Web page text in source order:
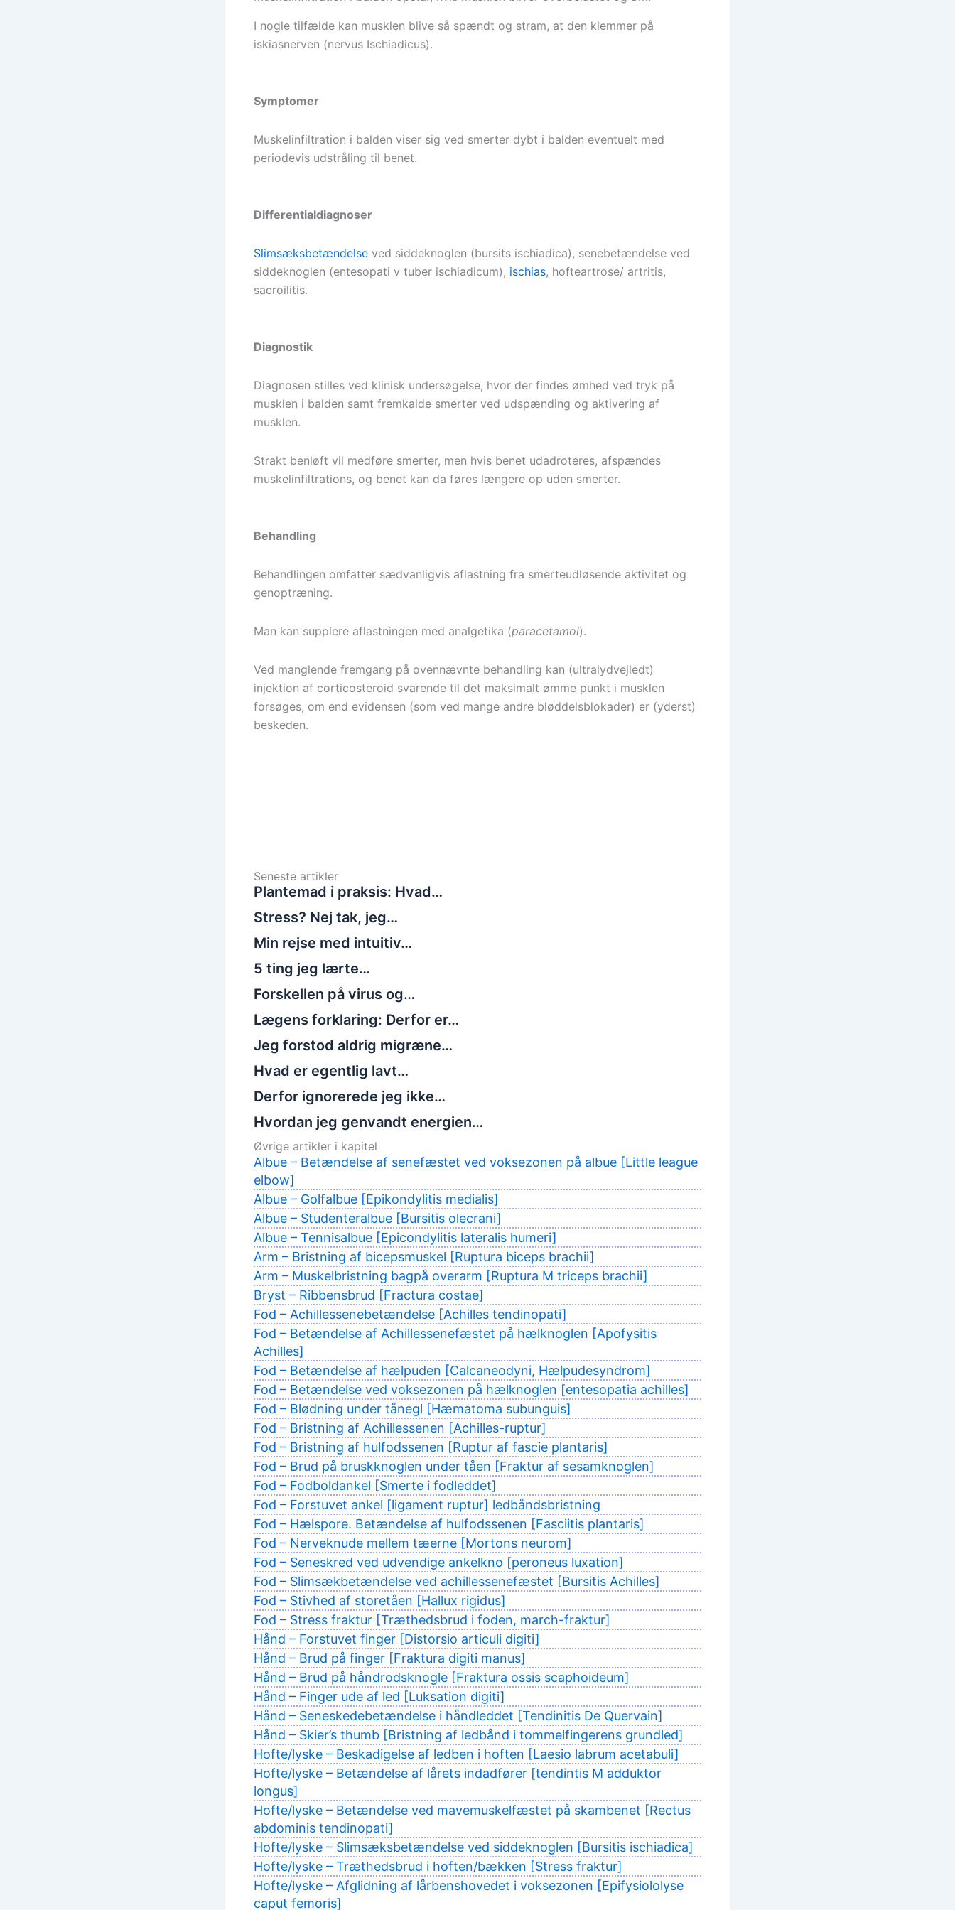
I nogle tilfælde kan musklen blive så spændt og stram, at den klemmer på
iskiasnerven (nervus Ischiadicus).
Symptomer
Muskelinfiltration i balden viser sig ved smerter dybt i balden eventuelt med
periodevis udstråling til benet.
Differentialdiagnoser
Slimsæksbetændelse ved siddeknoglen (bursits ischiadica), senebetændelse ved
siddeknoglen (entesopati v tuber ischiadicum), ischias, hofteartrose/ artritis,
sacroilitis.
Diagnostik
Diagnosen stilles ved klinisk undersøgelse, hvor der findes ømhed ved tryk på
musklen i balden samt fremkalde smerter ved udspænding og aktivering af
musklen.
Strakt benløft vil medføre smerter, men hvis benet udadroteres, afspændes
muskelinfiltrations, og benet kan da føres længere op uden smerter.
Behandling
Behandlingen omfatter sædvanligvis aflastning fra smerteudløsende aktivitet og
genoptræning.
Man kan supplere aflastningen med analgetika (paracetamol).
Ved manglende fremgang på ovennævnte behandling kan (ultralydvejledt)
injektion af corticosteroid svarende til det maksimalt ømme punkt i musklen
forsøges, om end evidensen (som ved mange andre bløddelsblokader) er (yderst)
beskeden.
Seneste artikler
Plantemad i praksis: Hvad…
Stress? Nej tak, jeg…
Min rejse med intuitiv…
5 ting jeg lærte…
Forskellen på virus og…
Lægens forklaring: Derfor er…
Jeg forstod aldrig migræne…
Hvad er egentlig lavt…
Derfor ignorerede jeg ikke…
Hvordan jeg genvandt energien…
Øvrige artikler i kapitel
Albue – Betændelse af senefæstet ved voksezonen på albue [Little league
elbow]
Albue – Golfalbue [Epikondylitis medialis]
Albue – Studenteralbue [Bursitis olecrani]
Albue – Tennisalbue [Epicondylitis lateralis humeri]
Arm – Bristning af bicepsmuskel [Ruptura biceps brachii]
Arm – Muskelbristning bagpå overarm [Ruptura M triceps brachii]
Bryst – Ribbensbrud [Fractura costae]
Fod – Achillessenebetændelse [Achilles tendinopati]
Fod – Betændelse af Achillessenefæstet på hælknoglen [Apofysitis
Achilles]
Fod – Betændelse af hælpuden [Calcaneodyni, Hælpudesyndrom]
Fod – Betændelse ved voksezonen på hælknoglen [entesopatia achilles]
Fod – Blødning under tånegl [Hæmatoma subunguis]
Fod – Bristning af Achillessenen [Achilles-ruptur]
Fod – Bristning af hulfodssenen [Ruptur af fascie plantaris]
Fod – Brud på bruskknoglen under tåen [Fraktur af sesamknoglen]
Fod – Fodboldankel [Smerte i fodleddet]
Fod – Forstuvet ankel [ligament ruptur] ledbåndsbristning
Fod – Hælspore. Betændelse af hulfodssenen [Fasciitis plantaris]
Fod – Nerveknude mellem tæerne [Mortons neurom]
Fod – Seneskred ved udvendige ankelkno [peroneus luxation]
Fod – Slimsækbetændelse ved achillessenefæstet [Bursitis Achilles]
Fod – Stivhed af storetåen [Hallux rigidus]
Fod – Stress fraktur [Træthedsbrud i foden, march-fraktur]
Hånd – Forstuvet finger [Distorsio articuli digiti]
Hånd – Brud på finger [Fraktura digiti manus]
Hånd – Brud på håndrodsknogle [Fraktura ossis scaphoideum]
Hånd – Finger ude af led [Luksation digiti]
Hånd – Seneskedebetændelse i håndleddet [Tendinitis De Quervain]
Hånd – Skier’s thumb [Bristning af ledbånd i tommelfingerens grundled]
Hofte/lyske – Beskadigelse af ledben i hoften [Laesio labrum acetabuli]
Hofte/lyske – Betændelse af lårets indadfører [tendintis M adduktor
longus]
Hofte/lyske – Betændelse ved mavemuskelfæstet på skambenet [Rectus
abdominis tendinopati]
Hofte/lyske – Slimsæksbetændelse ved siddeknoglen [Bursitis ischiadica]
Hofte/lyske – Træthedsbrud i hoften/bækken [Stress fraktur]
Hofte/lyske – Afglidning af lårbenshovedet i voksezonen [Epifysiololyse
caput femoris]